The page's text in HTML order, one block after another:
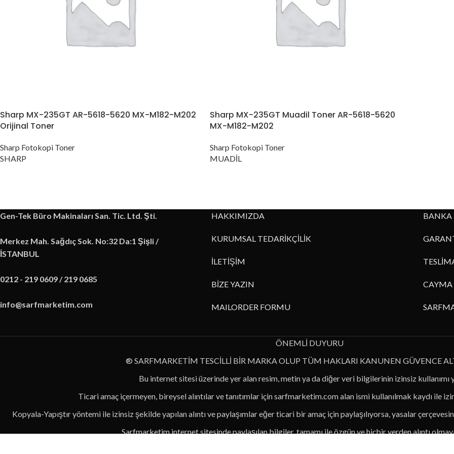
Konica Minolta Yazıcı Toner
Sharp MX-235GT AR-5618-5620 MX-M182-M202
Orijinal Toner
Sharp Fotokopi Toner
SHARP
Sharp MX-235GT Muadil Toner AR-5618-5620
MX-M182-M202
Sharp Fotokopi Toner
MUADİL
Gen-Tek Büro Makinaları San. Tic. Ltd. Şti.
Merkez Mah. Sağdıç Sok. No:32 Da:1 Şişli /
İSTANBUL
0212 - 219 0609 / 219 0685
info@sarfmarketim.com
HAKKIMIZDA
KURUMSAL TEDARİKÇİLİK
İLETİŞİM
BİZE YAZIN
MAILORDER FORMU
BANKA
ÖNEMLİ DUYURU
® SARFMARKETİM TESCİLLİ BİR MARKA OLUP TÜM HAKLARI KANUNEN GÜVENCE
Bu internet sitesi üzerinde yer alan resim, metin ya da diğer veri bilgilerinin izinsiz kullanımı
Ticari amaç içermeyen, bireysel alıntılar ve tanıtımlar için sarfmarketim.com alan ismi kullanılmak kaydı ile
Kopyala-Yapıştır yöntemi ile izinsiz şekilde yapılan alıntı ve paylaşımlar eğer ticari bir amaç için paylaşılıyorsa, yasalar
Sarfmarketim internet sitesinde paylaşılan bilgiler, tamamı ile özgün ve hiçbir yerden alıntı